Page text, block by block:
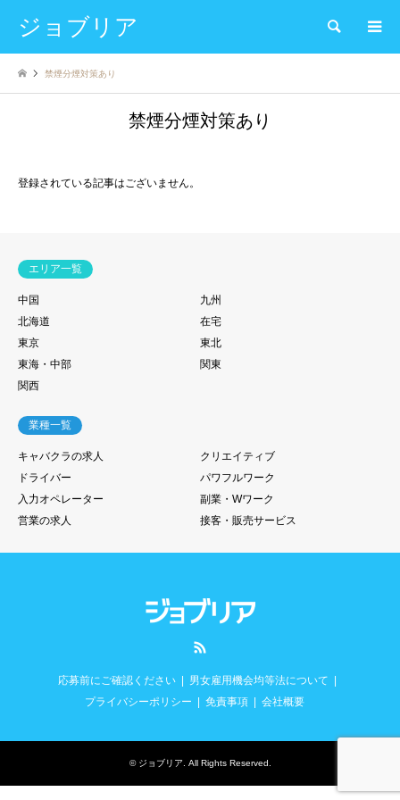
ジョブリア 検索
禁煙分煙対策あり
禁煙分煙対策あり
登録されている記事はございません。
エリア一覧
中国
九州
北海道
在宅
東京
東北
東海・中部
関東
関西
業種一覧
キャバクラの求人
クリエイティブ
ドライバー
パワフルワーク
入力オペレーター
副業・Wワーク
営業の求人
接客・販売サービス
応募前にご確認ください
男女雇用機会均等法について
プライバシーポリシー
免責事項 会社概要
© ジョブリア . All Rights Reserved.